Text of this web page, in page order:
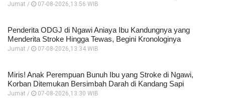
Jumat / 07-08-2026,13:56 WIB
Penderita ODGJ di Ngawi Aniaya Ibu Kandungnya yang
Menderita Stroke Hingga Tewas, Begini Kronologinya
Jumat / 07-08-2026,13:34 WIB
Miris! Anak Perempuan Bunuh Ibu yang Stroke di Ngawi,
Korban Ditemukan Bersimbah Darah di Kandang Sapi
Jumat / 07-08-2026,13:30 WIB